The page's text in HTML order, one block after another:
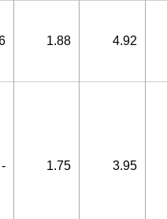
1.88 4.92
- 1.75 3.95